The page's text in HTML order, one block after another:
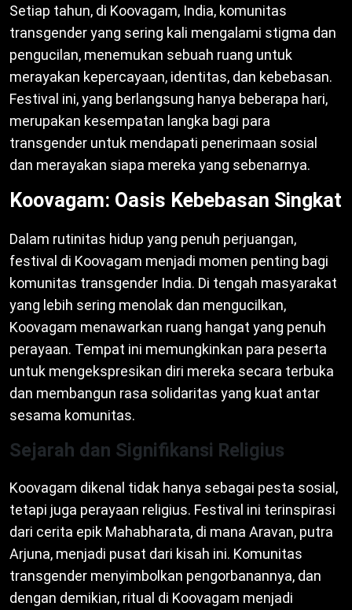
Setiap tahun, di Koovagam, India, komunitas
transgender yang sering kali mengalami stigma dan
pengucilan, menemukan sebuah ruang untuk
merayakan kepercayaan, identitas, dan kebebasan.
Festival ini, yang berlangsung hanya beberapa hari,
merupakan kesempatan langka bagi para
transgender untuk mendapati penerimaan sosial
dan merayakan siapa mereka yang sebenarnya.
Koovagam: Oasis Kebebasan Singkat
Dalam rutinitas hidup yang penuh perjuangan,
festival di Koovagam menjadi momen penting bagi
komunitas transgender India. Di tengah masyarakat
yang lebih sering menolak dan mengucilkan,
Koovagam menawarkan ruang hangat yang penuh
perayaan. Tempat ini memungkinkan para peserta
untuk mengekspresikan diri mereka secara terbuka
dan membangun rasa solidaritas yang kuat antar
sesama komunitas.
Sejarah dan Signifikansi Religius
Koovagam dikenal tidak hanya sebagai pesta sosial,
tetapi juga perayaan religius. Festival ini terinspirasi
dari cerita epik Mahabharata, di mana Aravan, putra
Arjuna, menjadi pusat dari kisah ini. Komunitas
transgender menyimbolkan pengorbanannya, dan
dengan demikian, ritual di Koovagam menjadi